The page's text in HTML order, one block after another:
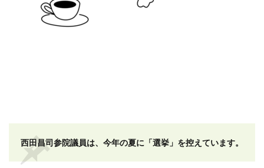
西田昌司参院議員は、今年の夏に「選挙」を控えています。